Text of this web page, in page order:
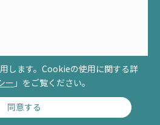
RIGHTS RESERVED.
します。Cookieの使用に関する詳
ー 」をご覧ください。
同意する